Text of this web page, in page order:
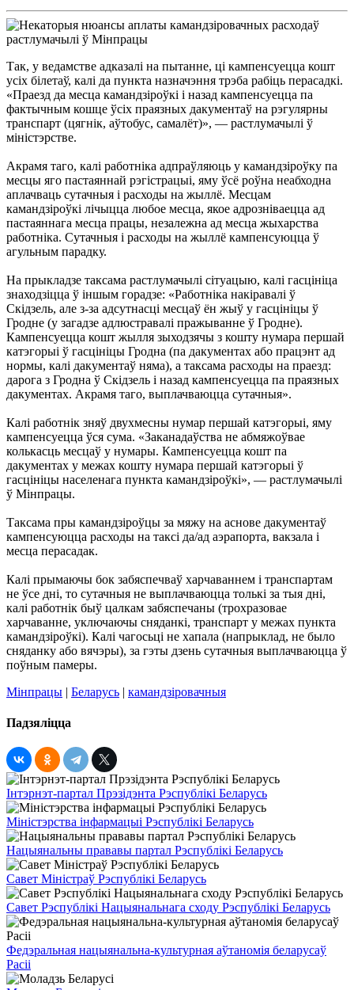
Так, у ведамстве адказалі на пытанне, ці кампенсуецца кошт
усіх білетаў, калі да пункта назначэння трэба рабіць перасадкі.
«Праезд да месца камандзіроўкі і назад кампенсуецца па
фактычным кошце ўсіх праязных дакументаў на рэгулярны
транспарт (цягнік, аўтобус, самалёт)», — растлумачылі ў
міністэрстве.
Акрамя таго, калі работніка адпраўляюць у камандзіроўку па
месцы яго пастаяннай рэгістрацыі, яму ўсё роўна неабходна
аплачваць сутачныя і расходы на жыллё. Месцам
камандзіроўкі лічыцца любое месца, якое адрозніваецца ад
пастаяннага месца працы, незалежна ад месца жыхарства
работніка. Сутачныя і расходы на жыллё кампенсуюцца ў
агульным парадку.
На прыкладзе таксама растлумачылі сітуацыю, калі гасцініца
знаходзіцца ў іншым горадзе: «Работніка накіравалі ў
Скідзель, але з-за адсутнасці месцаў ён жыў у гасцініцы ў
Гродне (у загадзе адлюстравалі пражыванне ў Гродне).
Кампенсуецца кошт жылля зыходзячы з кошту нумара першай
катэгорыі ў гасцініцы Гродна (па дакументах або працэнт ад
нормы, калі дакументаў няма), а таксама расходы на праезд:
дарога з Гродна ў Скідзель і назад кампенсуецца па праязных
дакументах. Акрамя таго, выплачваюцца сутачныя».
Калі работнік зняў двухмесны нумар першай катэгорыі, яму
кампенсуецца ўся сума. «Заканадаўства не абмяжоўвае
колькасць месцаў у нумары. Кампенсуецца кошт па
дакументах у межах кошту нумара першай катэгорыі ў
гасцініцы населенага пункта камандзіроўкі», — растлумачылі
ў Мінпрацы.
Таксама пры камандзіроўцы за мяжу на аснове дакументаў
кампенсуюцца расходы на таксі да/ад аэрапорта, вакзала і
месца перасадак.
Калі прымаючы бок забяспечваў харчаваннем і транспартам
не ўсе дні, то сутачныя не выплачваюцца толькі за тыя дні,
калі работнік быў цалкам забяспечаны (трохразовае
харчаванне, уключаючы сняданкі, транспарт у межах пункта
камандзіроўкі). Калі чагосьці не хапала (напрыклад, не было
сняданку або вячэры), за гэты дзень сутачныя выплачваюцца ў
поўным памеры.
Мінпрацы | Беларусь | камандзіровачныя
Падзяліцца
Інтэрнэт-партал Прэзідэнта Рэспублікі Беларусь
Міністэрства інфармацыі Рэспублікі Беларусь
Нацыянальны прававы партал Рэспублікі Беларусь
Савет Міністраў Рэспублікі Беларусь
Савет Рэспублікі Нацыянальнага сходу Рэспублікі Беларусь
Федэральная нацыянальна-культурная аўтаномія беларусаў
Расіі